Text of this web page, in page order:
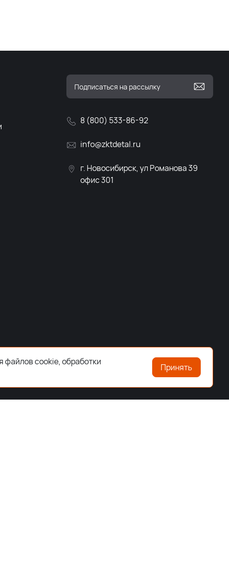
8 (800) 533-86-92
info@zktdetal.ru
г. Новосибирск, ул Романова 39
офис 301
файлов cookie, обработки
Принять